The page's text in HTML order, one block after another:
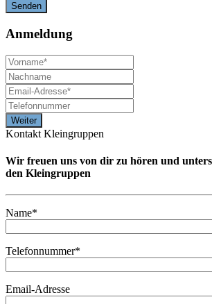
Anmeldung
Kontakt Kleingruppen
Wir freuen uns von dir zu hören und
den Kleingruppen
Name*
Telefonnummer*
Email-Adresse